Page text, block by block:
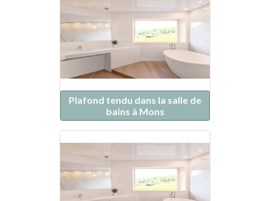
Plafond tendu dans la salle de
bains à Mons